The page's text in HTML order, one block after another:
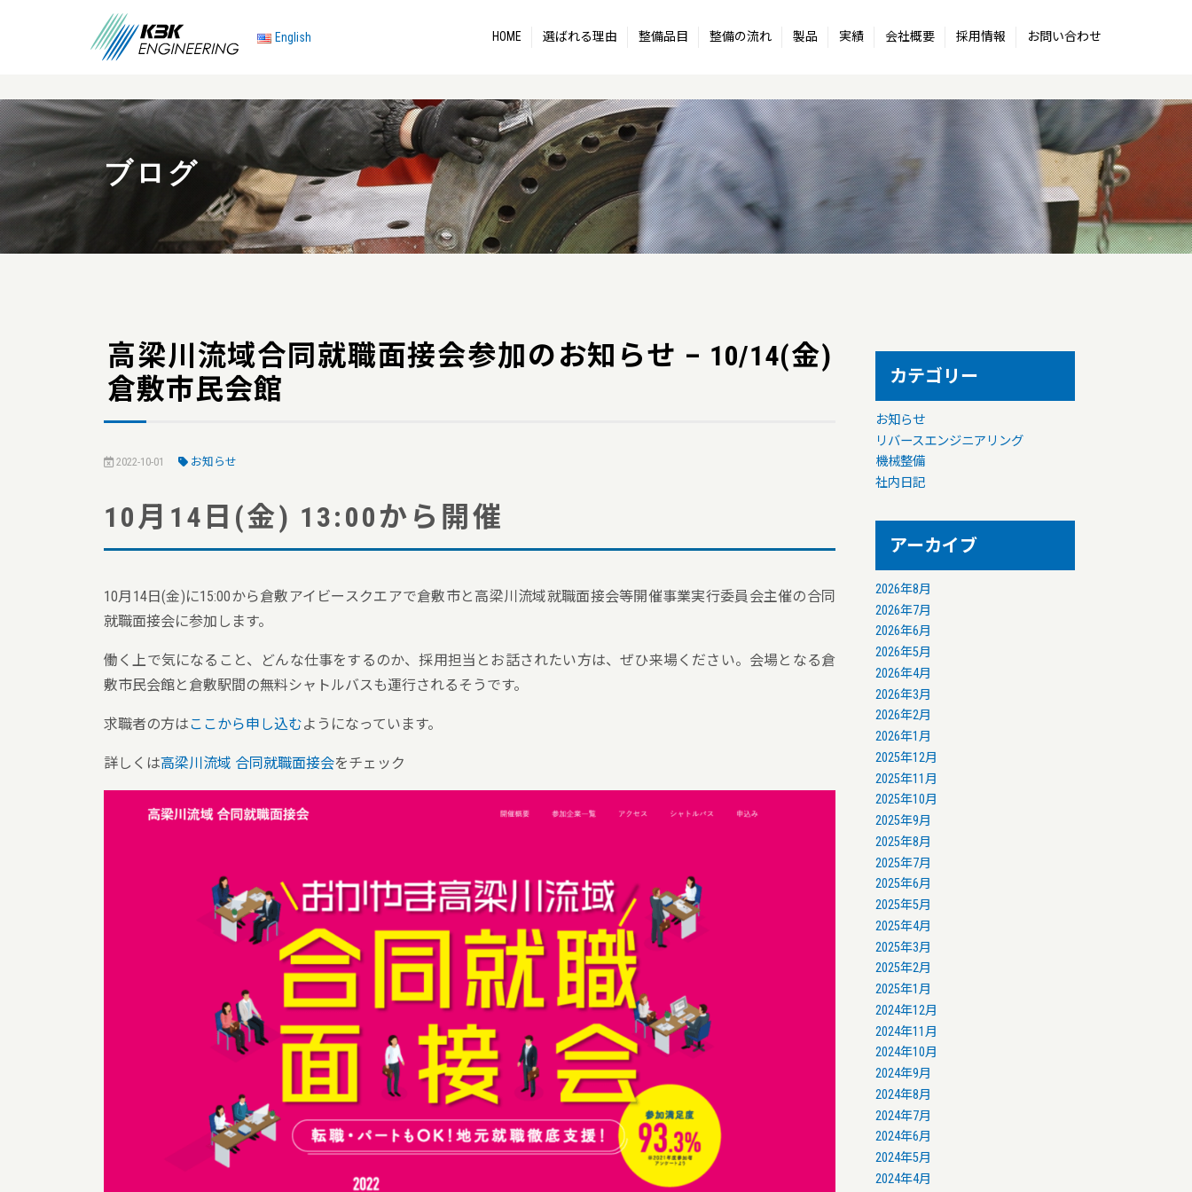
English HOME 選ばれる理由 整備品目 整備の流れ 製品 実績 会社概要 採用情報 お問い合わせ
ブログ
高梁川流域合同就職面接会参加のお知らせ – 10/14(金)
倉敷市民会館
2022-10-01 お知らせ
10月14日(金) 13:00から開催
10月14日(金)に15:00から倉敷アイビースクエアで倉敷市と高梁川流域就職面接会等開催事業実行委員会主催の合同
就職面接会に参加します。
働く上で気になること、どんな仕事をするのか、採用担当とお話されたい方は、ぜひ来場ください。会場となる倉
敷市民会館と倉敷駅間の無料シャトルバスも運行されるそうです。
求職者の方はここから申し込むようになっています。
詳しくは高梁川流域 合同就職面接会をチェック
カテゴリー
お知らせ
リバースエンジニアリング
機械整備
社内日記
アーカイブ
2026年8月
2026年7月
2026年6月
2026年5月
2026年4月
2026年3月
2026年2月
2026年1月
2025年12月
2025年11月
2025年10月
2025年9月
2025年8月
2025年7月
2025年6月
2025年5月
2025年4月
2025年3月
2025年2月
2025年1月
2024年12月
2024年11月
2024年10月
2024年9月
2024年8月
2024年7月
2024年6月
2024年5月
2024年4月